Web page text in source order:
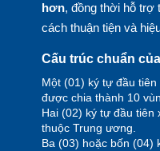
hơn, đồng thời hỗ trợ
cách thuận tiện và
Cấu trúc chuẩn
Một (01) ký tự đầu
được chia thành 10
Hai (02) ký tự đầu tiên
thuộc Trung ương.
Ba (03) hoặc bốn (04)